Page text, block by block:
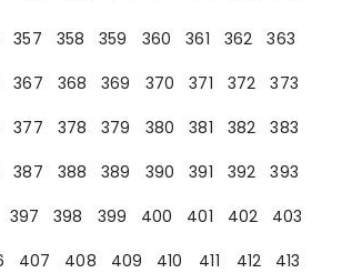
357 358 359 360 361 362
363
367 368 369 370 371 372
373
377 378 379 380 381 382
383
387 388 389 390 391 392
393
397 398 399 400 401 402
403
407 408 409 410 411 412
413